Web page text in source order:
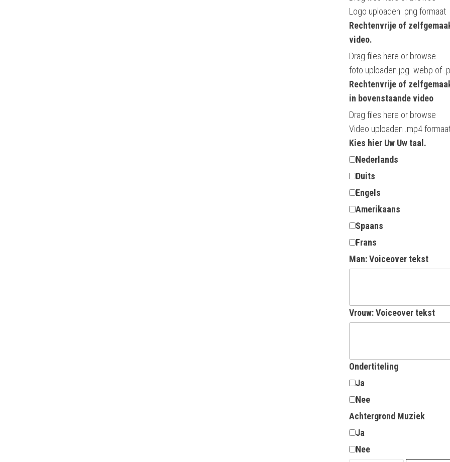
Logo uploaden .png formaat
Rechtenvrije of
video.
Drag files here or browse
foto uploaden.jpg .webp of
Rechtenvrije of
in bovenstaande video
Drag files here or browse
Video uploaden .mp4
Kies hier Uw Uw taal.
Nederlands
Duits
Engels
Amerikaans
Spaans
Frans
Man: Voiceover tekst
Vrouw: Voiceover tekst
Ondertiteling
Ja
Nee
Achtergrond Muziek
Ja
Nee